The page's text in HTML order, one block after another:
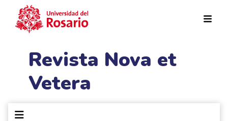
Revista Nova et
Vetera